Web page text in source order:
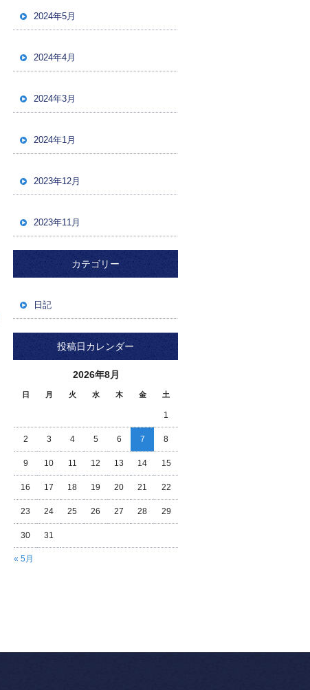
2024年5月
2024年4月
2024年3月
2024年1月
2023年12月
2023年11月
カテゴリー
日記
投稿日カレンダー
2026年8月
日 月 火 水 木 金 土
« 5月
1
2 3 4 5 6 7 8
9 10 11 12 13 14 15
16 17 18 19 20 21 22
23 24 25 26 27 28 29
30 31